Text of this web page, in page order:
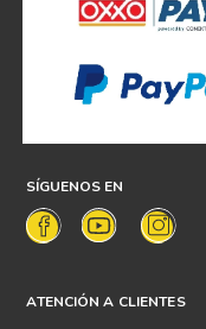
SÍGUENOS EN
ATENCIÓN A CLIENTES